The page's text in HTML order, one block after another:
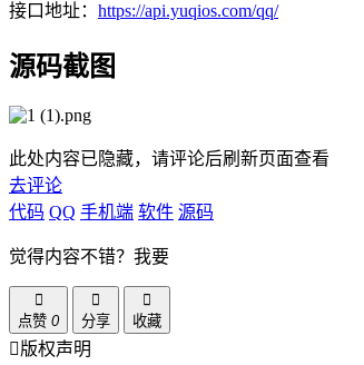
接口地址： https://api.yuqios.com/qq/
源码截图
此处内容已隐藏，请评论后刷新页面查看
去评论
代码 QQ 手机端 软件 源码
觉得内容不错？我要
点赞 0 分享 收藏
版权声明